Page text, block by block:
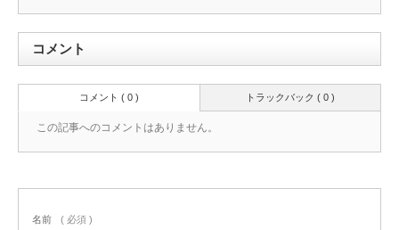
コメント
トラックバック ( 0 )
コメント ( 0 )
この記事へのコメントはありません。
名前 ( 必須 )